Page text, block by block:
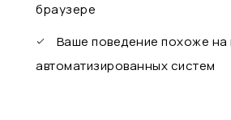
браузере
Ваше поведение похоже на
автоматизированных систем